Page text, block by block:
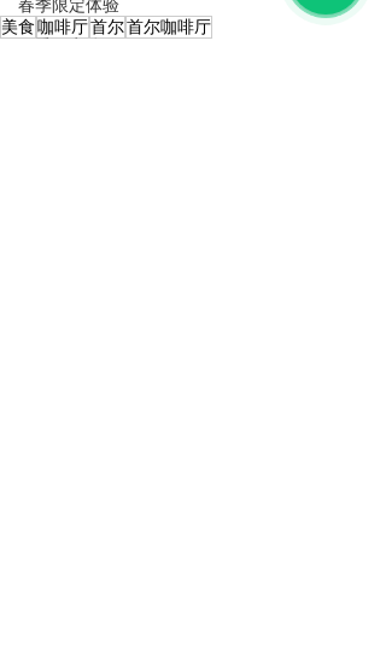
春季限定体验
夏季限定体验
美食咖啡厅首尔首尔咖啡厅